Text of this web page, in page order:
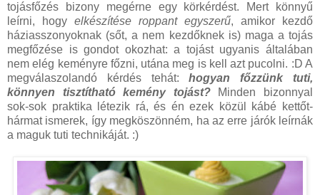
tojásfőzés bizony megérne egy körkérdést. Mert könnyű
leírni, hogy elkészítése roppant egyszerű, amikor kezdő
háziasszonyoknak (sőt, a nem kezdőknek is) maga a tojás
megfőzése is gondot okozhat: a tojást ugyanis általában
nem elég keményre főzni, utána meg is kell azt pucolni. :D A
megválaszolandó kérdés tehát:hogyan főzzünk tuti,
könnyen tisztítható kemény tojást?
Minden bizonnyal
sok-sok praktika létezik rá, és én ezek közül kábé kettőt-
hármat ismerek, így megköszönném, ha az erre járók leírnák
a maguk tuti technikáját. :)